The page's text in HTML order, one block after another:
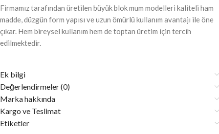
Firmamız tarafından üretilen büyük blok mum modelleri kaliteli ham
madde, düzgün form yapısı ve uzun ömürlü kullanım avantajı ile öne
çıkar. Hem bireysel kullanım hem de toptan üretim için tercih
edilmektedir.
Ek bilgi
Değerlendirmeler (0)
Marka hakkında
Kargo ve Teslimat
Etiketler